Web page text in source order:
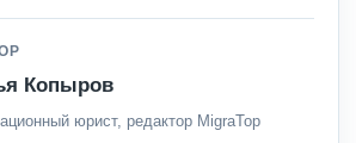
Копыров
юрист, редактор MigraTop